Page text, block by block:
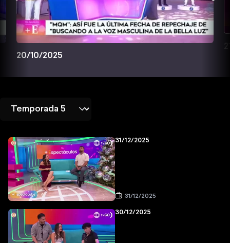
20/10/2025
31/12/2025
31/12/2025
30/12/2025